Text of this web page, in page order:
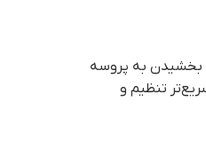
بخشیدن به پروسه